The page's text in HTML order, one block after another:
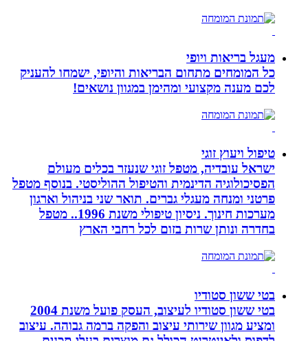
מעגל בריאות ויופי
כל המומחים מתחום הבריאות והיופי, ישמחו להעניק
לכם מענה מקצועי ומהימן במגוון נושאים!
טיפול ויעוץ זוגי
ישראל עובדיה, מטפל זוגי שנעזר בכלים מעולם
הפסיכולוגיה הדינמית והטיפול ההוליסטי. בנוסף מטפל
פרטני ומנחה מעגלי גברים. תואר שני בניהול וארגון
מערכות חינוך. ניסיון טיפולי משנת 1996.. מטפל
בחדרה ונותן שרות בזום לכל רחבי הארץ
בטי ששון סטודיו
בטי ששון סטודיו לעיצוב, העסק פועל משנת 2004
ומציע מגוון שירותי עיצוב והפקה ברמה גבוהה. עיצוב